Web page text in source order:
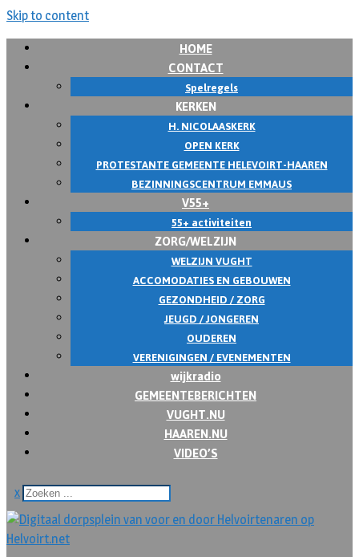
Skip to content
HOME
CONTACT
Spelregels
KERKEN
H. NICOLAASKERK
OPEN KERK
PROTESTANTE GEMEENTE HELEVOIRT-HAAREN
BEZINNINGSCENTRUM EMMAUS
V55+
55+ activiteiten
ZORG/WELZIJN
WELZIJN VUGHT
ACCOMODATIES EN GEBOUWEN
GEZONDHEID / ZORG
JEUGD / JONGEREN
OUDEREN
VERENIGINGEN / EVENEMENTEN
wijkradio
GEMEENTEBERICHTEN
VUGHT.NU
HAAREN.NU
VIDEO’S
x